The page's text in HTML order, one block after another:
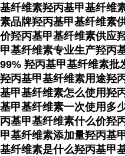
基纤维素羟丙基甲基纤维
素品牌羟丙基甲基纤维素
价羟丙基甲基纤维素供应
甲基纤维素专业生产羟丙
99% 羟丙基甲基纤维素批
羟丙基甲基纤维素用途羟
基甲基纤维素怎么使用羟
基甲基纤维素一次使用多
丙基甲基纤维素什么价羟
甲基纤维素添加量羟丙基
基纤维素是什么羟丙基甲